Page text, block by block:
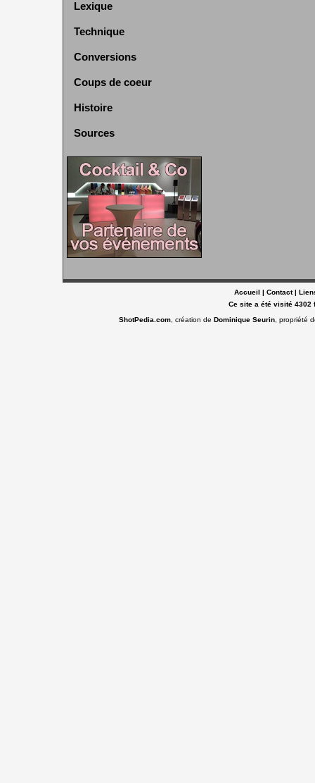
Lexique
Technique
Conversions
Coups de coeur
Histoire
Sources
Accueil | Contact|
Ce site a été visité 4302
ShotPedia.com , création deDominique Seurin , propriété